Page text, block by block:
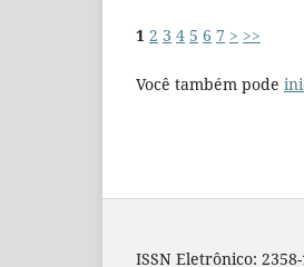
1 2 3 4 5 6 7 > >>
Você também pode
ISSN Eletrônico: